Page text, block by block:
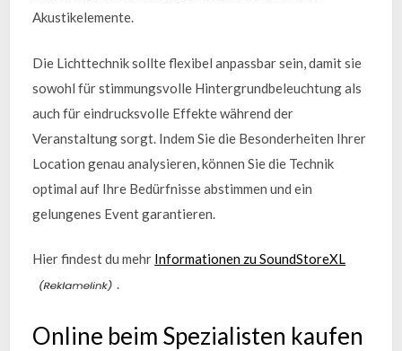
Akustikelemente.
Die Lichttechnik sollte flexibel anpassbar sein, damit sie
sowohl für stimmungsvolle Hintergrundbeleuchtung als
auch für eindrucksvolle Effekte während der
Veranstaltung sorgt. Indem Sie die Besonderheiten Ihrer
Location genau analysieren, können Sie die Technik
optimal auf Ihre Bedürfnisse abstimmen und ein
gelungenes Event garantieren.
Hier findest du mehr Informationen zu SoundStoreXL
.
Online beim Spezialisten kaufen